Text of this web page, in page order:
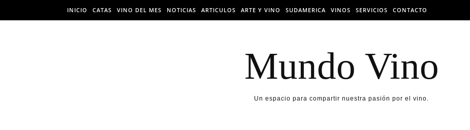
INICIO CATAS VINO DEL MES NOTICIAS ARTICULOS ARTE Y VINO SUDAMERICA VINOS SERVICIOS CONTACTO
Mundo Vino
Un espacio para compartir nuestra pasión por el vino.